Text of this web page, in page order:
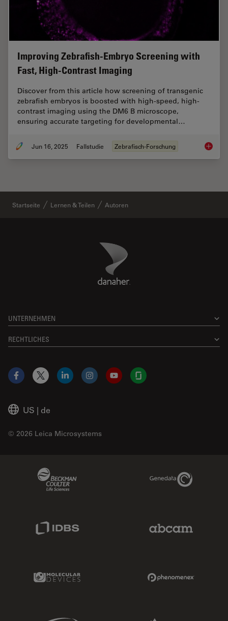
Improving Zebrafish-Embryo Screening with
Fast, High-Contrast Imaging
Discover from this article how screening of transgenic
zebrafish embryos is boosted with high-speed, high-
contrast imaging using the DM6 B microscope,
ensuring accurate targeting for developmental…
Jun 16, 2025 Fallstudie Zebrafisch-Forschung
Startseite Lernen & Teilen Autoren
Danaher Logo
UNTERNEHMEN
RECHTLICHES
US | de
© 2026 Leica Microsystems
Facebook
X LinkedInInstagramYouTubeGlassdoor
Genedata Link
Molecular Devices Link